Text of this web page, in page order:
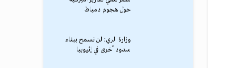
حول هجوم دمياط
وزارة الري: لن نسمح ببناء
سدود أخرى في إثيوبيا